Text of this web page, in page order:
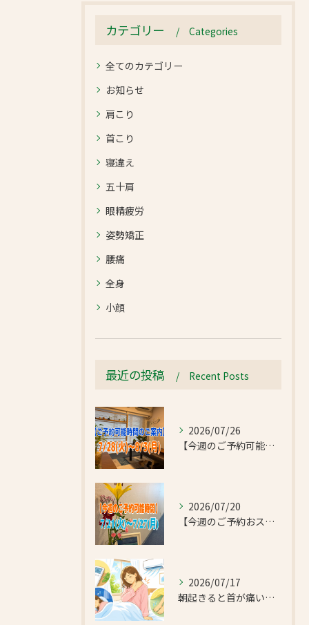
カテゴリー Categories
全てのカテゴリー
お知らせ
肩こり
首こり
寝違え
五十肩
眼精疲労
姿勢矯正
腰痛
全身
小顔
最近の投稿 Recent Posts
2026/07/26
【今週のご予約可能時間のご案内】2026/7/28(火)~8/3(月)
2026/07/20
【今週のご予約おススメ時間のご案内】2026/7/21(火)~7/27(月)
2026/07/17
朝起きると首が痛い…エアコンの冷えで首肩こりと足のだるさが気になったお客様｜半蔵門 首肩リフレッシュ整体院